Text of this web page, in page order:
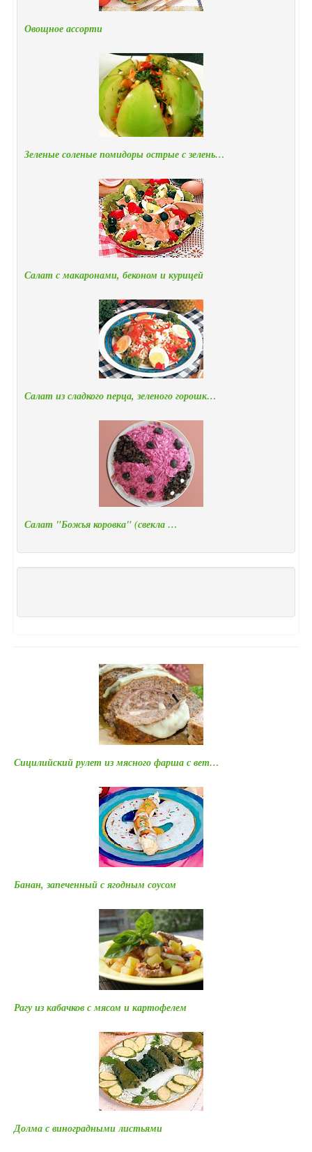
Овощное ассорти
Зеленые соленые помидоры острые с зелень…
Салат с макаронами, беконом и курицей
Салат из сладкого перца, зеленого горошк…
Салат "Божья коровка" (свекла …
Сицилийский рулет из мясного фарша с вет…
Банан, запеченный с ягодным соусом
Рагу из кабачков с мясом и картофелем
Долма с виноградными листьями